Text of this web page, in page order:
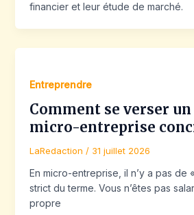
financier et leur étude de marché.
Entreprendre
Comment se verser
micro-entreprise
LaRedaction / 31 juillet 2026
En micro-entreprise, il n’y a pas de
strict du terme. Vous n’êtes pas
propre